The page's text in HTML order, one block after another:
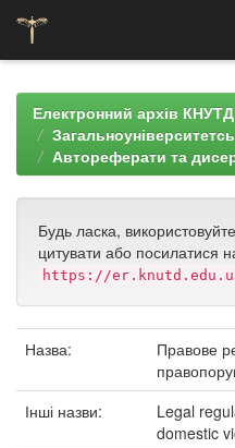
navigationЕлектронний архів КНУТД
Автореферати та
Будь ласка,
цитувати або посилатися
https://
Назва:
Правове
Інші назви:
Legal
domestic